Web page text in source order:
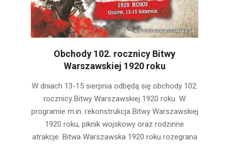
Obchody 102. rocznicy Bitwy
Warszawskiej 1920 roku
08-
W dniach 13-15 sierpnia odbędą się obchody 102.
rocznicy Bitwy Warszawskiej 1920 roku. W
programie m.in. rekonstrukcja Bitwy Warszawskiej
1920 roku, piknik wojskowy oraz rodzinne
atrakcje. Bitwa Warszawska 1920 roku rozegrana